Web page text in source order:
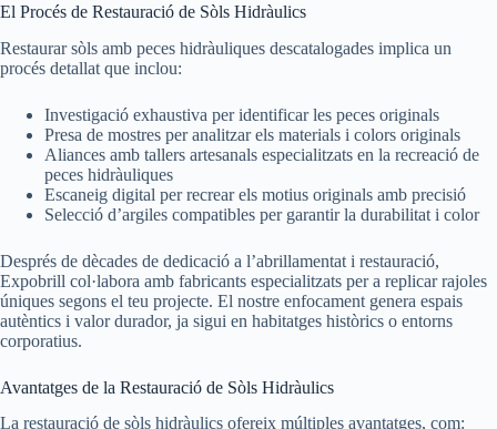
El Procés de Restauració de Sòls Hidràulics
Restaurar sòls amb peces hidràuliques descatalogades implica un
procés detallat que inclou:
Investigació exhaustiva per identificar les peces originals
Presa de mostres per analitzar els materials i colors originals
Aliances amb tallers artesanals especialitzats en la recreació de
peces hidràuliques
Escaneig digital per recrear els motius originals amb precisió
Selecció d’argiles compatibles per garantir la durabilitat i color
Després de dècades de dedicació a l’abrillamentat i restauració,
Expobrill col·labora amb fabricants especialitzats per a replicar rajoles
úniques segons el teu projecte. El nostre enfocament genera espais
autèntics i valor durador, ja sigui en habitatges històrics o entorns
corporatius.
Avantatges de la Restauració de Sòls Hidràulics
La restauració de sòls hidràulics ofereix múltiples avantatges, com: